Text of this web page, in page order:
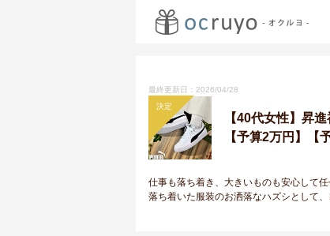
最終更新日：2026/04/28
決定
【40代女性】昇
【予算2万円】【
仕事も落ち着き、大きいものも安心して
落ち着いた服装のお洒落なハズシとして